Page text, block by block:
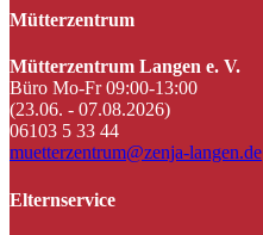
Mütterzentrum
Mütterzentrum Langen e. V.
Büro Mo-Fr 09:00-13:00
(23.06. - 07.08.2026)
06103 5 33 44
muetterzentrum@zenja-langen.de
Elternservice